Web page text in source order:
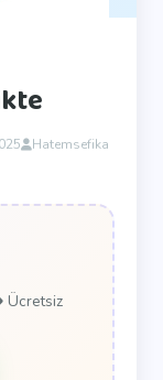
Hatemsefika
Ücretsiz